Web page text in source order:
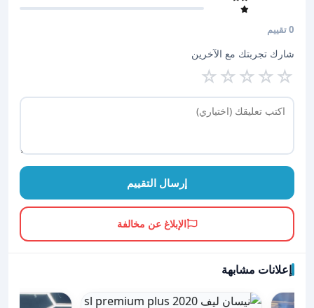
0 تقييم
شارك تجربتك مع الآخرين
☆
☆
☆
☆
☆
إرسال التقييم
الإبلاغ عن مخالفة
إعلانات مشابهة